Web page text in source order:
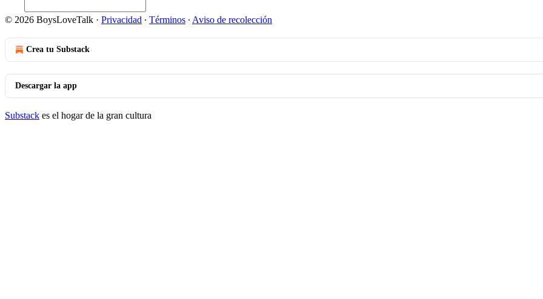
© 2026 BoysLoveTalk · Privacidad ∙ Términos ∙ Aviso de recolección
Crea tu Substack
Descargar la app
Substack es el hogar de la gran cultura